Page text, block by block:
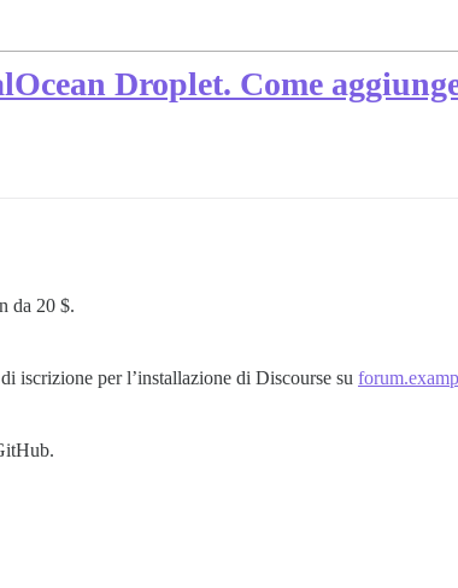
Droplet. Come
da 20 $.
iscrizione per l’installazione di Discourse su